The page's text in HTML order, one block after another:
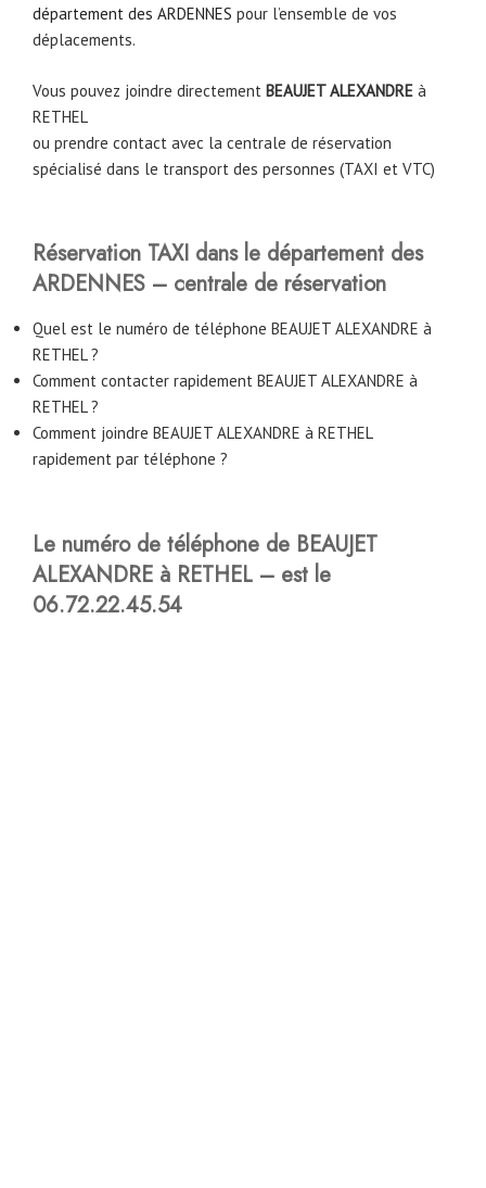
département des ARDENNES pour l’ensemble de vos
déplacements.
Vous pouvez joindre directement BEAUJET ALEXANDRE à
RETHEL
ou prendre contact avec la centrale de réservation
spécialisé dans le transport des personnes (TAXI et VTC)
Réservation TAXI dans le département des
ARDENNES – centrale de réservation
Quel est le numéro de téléphone BEAUJET ALEXANDRE à
RETHEL ?
Comment contacter rapidement BEAUJET ALEXANDRE à
RETHEL ?
Comment joindre BEAUJET ALEXANDRE à RETHEL
rapidement par téléphone ?
Le numéro de téléphone de BEAUJET
ALEXANDRE à RETHEL – est le
06.72.22.45.54